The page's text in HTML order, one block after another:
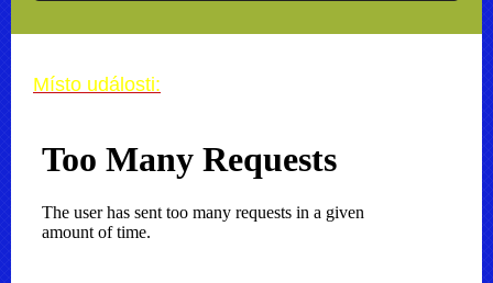
Místo události: